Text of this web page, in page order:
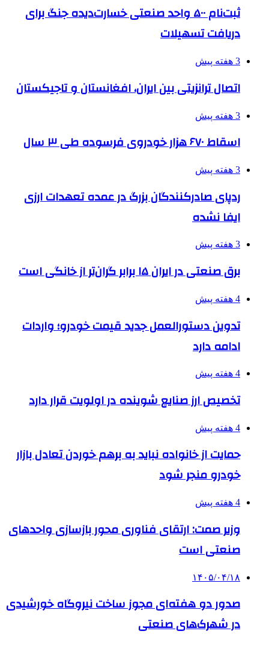
ثبت‌نام ۵۰۰ واحد صنعتی خسارت‌دیده جنگ برای
دریافت تسهیلات
3 هفته پیش
اتصال ترانزیتی بین ایران، افغانستان و تاجیکستان
3 هفته پیش
اسقاط ۶۷۰ هزار خودروی فرسوده طی ۳ سال
3 هفته پیش
ردپای صادرکنندگان بزرگ در عمده تعهدات ارزی
ایفا نشده
3 هفته پیش
برق صنعتی در ایران ۱۵ برابر گران‌تر از خانگی است
4 هفته پیش
تدوین دستورالعمل جدید قیمت خودرو؛ واردات
ادامه دارد
4 هفته پیش
تخصیص ارز صنایع شوینده در اولویت قرار دارد
4 هفته پیش
حمایت از خانواده نباید به برهم خوردن تعادل بازار
خودرو منجر شود
4 هفته پیش
وزیر صمت: ارتقای فناوری محور بازسازی واحدهای
صنعتی است
۱۴۰۵/۰۴/۱۸
صدور دو هفته‌ای مجوز ساخت نیروگاه خورشیدی
در شهرک‌های صنعتی